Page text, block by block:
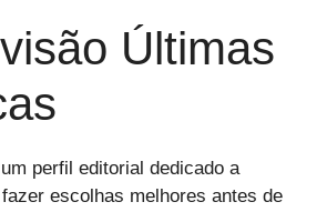
Últimas
perfil editorial dedicado a
escolhas melhores antes de